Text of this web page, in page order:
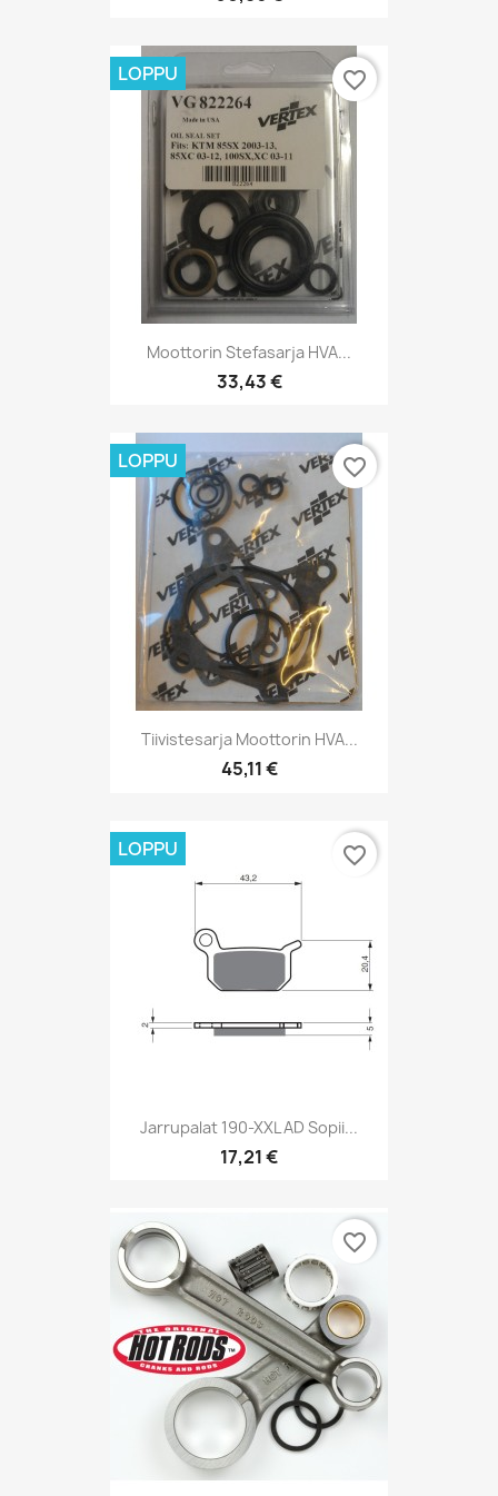
Moottorin Stefasarja HVA...
33,43 €
LOPPU favorite_border
Tiivistesarja Moottorin HVA...
45,11 €
LOPPU favorite_border
Jarrupalat 190-XXL AD Sopii...
17,21 €
LOPPU favorite_border
favorite_border